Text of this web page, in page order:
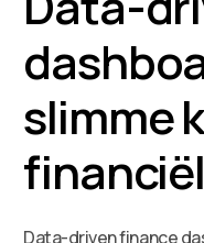
slimme
Data-driven finance